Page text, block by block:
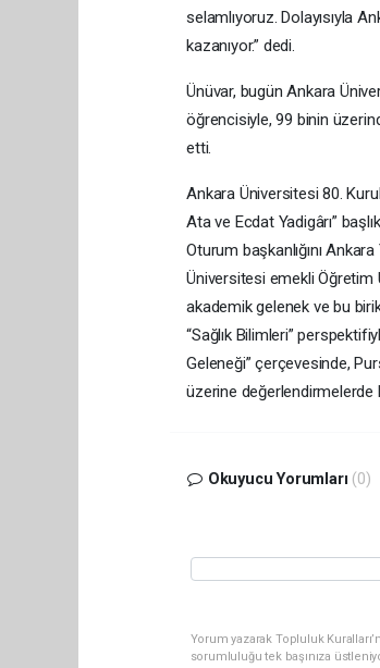
selamlıyoruz. Dolayısıyla
kazanıyor.” dedi.
Ünüvar, bugün Ankara
öğrencisiyle, 99 binin
etti.
Ankara Üniversitesi 80.
Ata ve Ecdat Yadigârı”
Oturum başkanlığını
Üniversitesi emekli Öğretim
akademik gelenek ve bu
“Sağlık Bilimleri”
Geleneği” çerçevesinde,
üzerine değerlendirmelerde
Okuyucu Yorumları (0)
Yorum yazarak Topluluk
sorumluluğu tek başınıza